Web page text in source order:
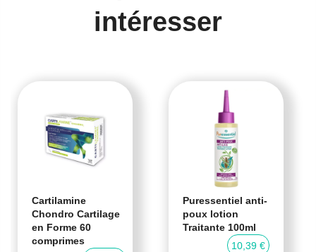
intéresser
Cartilamine
Chondro Cartilage
en Forme 60
comprimes
Puressentiel anti-
poux lotion
Traitante 100ml
10,39 €